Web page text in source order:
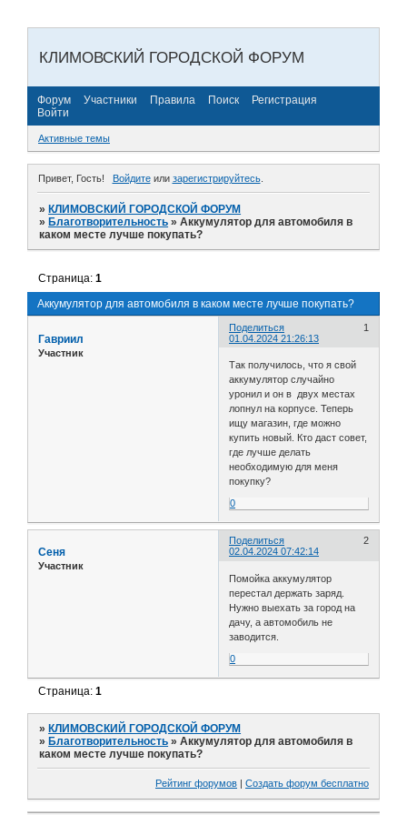
КЛИМОВСКИЙ ГОРОДСКОЙ ФОРУМ
Форум Участники Правила Поиск
Регистрация
Войти
Активные темы
Привет, Гость! Войдитеили зарегистрируйтесь.
»КЛИМОВСКИЙ ГОРОДСКОЙ ФОРУМ
»Благотворительность »Аккумулятор для автомобиля в
каком месте лучше покупать?
Аккумулятор для автомобиля в каком месте лучше покупать?
Страница:1
Поделиться
1
01.04.2024 21:26:13
Гавриил
Участник
Так получилось, что я свой
аккумулятор случайно
уронил и он в двух местах
лопнул на корпусе. Теперь
ищу магазин, где можно
купить новый. Кто даст совет,
где лучше делать
необходимую для меня
покупку?
0
Поделиться
2
02.04.2024 07:42:14
Сеня
Участник
Помойка аккумулятор
перестал держать заряд.
Нужно выехать за город на
дачу, а автомобиль не
заводится.
0
Страница:1
» КЛИМОВСКИЙ ГОРОДСКОЙ ФОРУМ
» Благотворительность »Аккумулятор для автомобиля в
каком месте лучше покупать?
Рейтинг форумов | Создать форум бесплатно